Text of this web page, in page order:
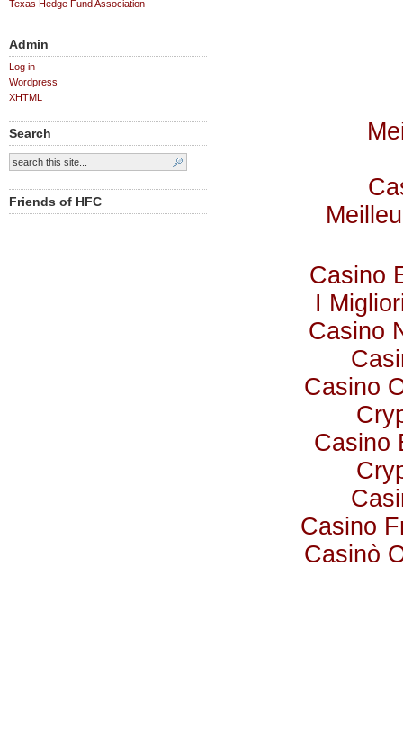
Texas Hedge Fund Association
Admin
Log in
Wordpress
XHTML
Search
Friends of HFC
Casino
I
Casino
Casino
Casino
Casino
Casinò